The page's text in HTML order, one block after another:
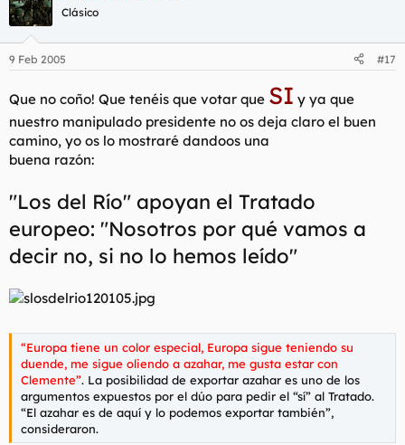
Clásico
9 Feb 2005 #17
Que no coño! Que tenéis que votar que SI y ya que
nuestro manipulado presidente no os deja claro el buen
camino, yo os lo mostraré dandoos una
buena razón:
"Los del Río" apoyan el Tratado
europeo: "Nosotros por qué vamos a
decir no, si no lo hemos leído"
“Europa tiene un color especial, Europa sigue teniendo su
duende, me sigue oliendo a azahar, me gusta estar con
Clemente”. La posibilidad de exportar azahar es uno de los
argumentos expuestos por el dúo para pedir el “sí” al Tratado.
“El azahar es de aquí y lo podemos exportar también”,
consideraron.